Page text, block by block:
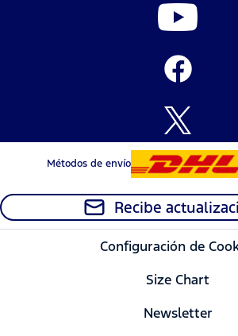
Métodos de envío
Recibe
Configuración de
Size Chart
Newsletter